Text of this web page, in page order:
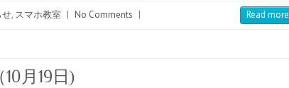
せ, スマホ教室 | No Comments | Read more
月19日)